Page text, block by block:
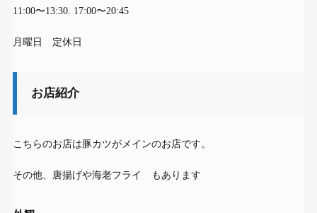
11:00〜13:30. 17:00〜20:45
月曜日 定休日
お店紹介
こちらのお店は豚カツがメインのお店です。
その他、唐揚げや海老フライ もあります